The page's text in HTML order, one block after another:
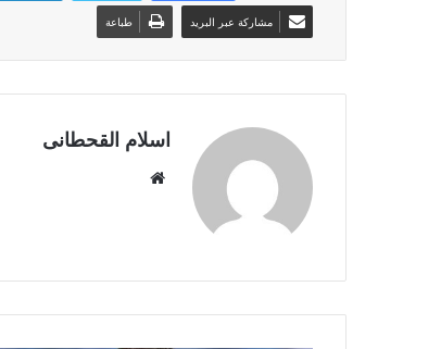
مشاركة عبر البريد طباعة
اسلام القحطانى
ا